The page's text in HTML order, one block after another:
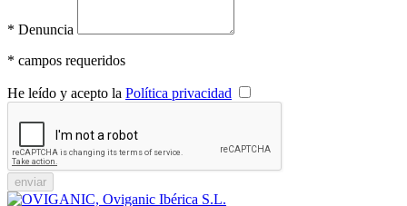
* Denuncia
* campos requeridos
He leído y acepto la Política privacidad